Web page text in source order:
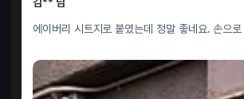
에이버리 시트지로 붙였는데 정말 좋네요. 손으